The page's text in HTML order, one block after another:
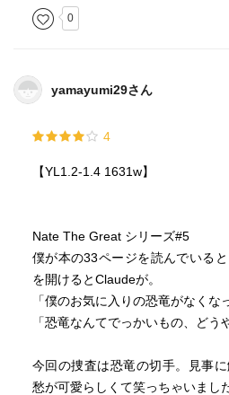
0
yamayumi29さん
4
【YL1.2-1.4 1631w】
Nate The Great シリーズ#5
僕が本の33ページを読んでいる
を開けるとClaudeが。
「僕のお気に入りの恐竜がなくな
「恐竜なんてでっかいもの、どう
今回の捜査は恐竜の切手。見事
愁が可愛らしくて笑っちゃいまし